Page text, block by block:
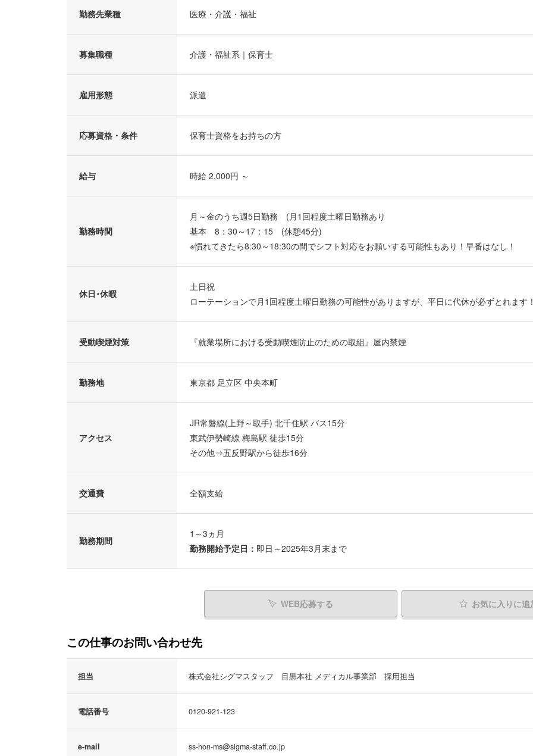
勤務先業種 医療・介護・福祉
募集職種 介護・福祉系｜保育士
雇用形態 派遣
応募資格・条件 保育士資格をお持ちの方
給与 時給 2,000円 ～
勤務時間
月～金のうち週5日勤務 (月1回程度土曜日勤務あり
基本 8：30～17：15 (休憩45分)
※慣れてきたら8:30～18:30の間でシフト対応をお願いする可能性もあり！早番はなし！
休日･休暇
土日祝
ローテーションで月1回程度土曜日勤務の可能性がありますが、平日に代休が必ずとれます
受動喫煙対策 『就業場所における受動喫煙防止のための取組』屋内禁煙
勤務地 東京都 足立区 中央本町
アクセス
JR常磐線(上野～取手) 北千住駅 バス15分
東武伊勢崎線 梅島駅 徒歩15分
その他⇒五反野駅から徒歩16分
交通費 全額支給
勤務期間
1～3ヵ月
勤務開始予定日： 即日～2025年3月末まで
WEB応募する お気に入り に追
この仕事のお問い合わせ先
担当 株式会社シグマスタッフ 目黒本社 メディカル事業部 採用担当
電話番号 0120-921-123
e-mail ss-hon-ms@sigma-staff.co.jp